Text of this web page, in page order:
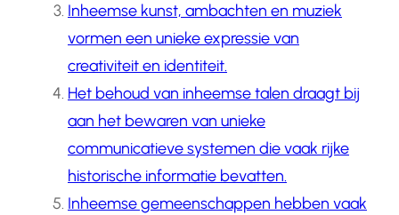
Inheemse kunst, ambachten en muziek
vormen een unieke expressie van
creativiteit en identiteit.
Het behoud van inheemse talen draagt bij
aan het bewaren van unieke
communicatieve systemen die vaak rijke
historische informatie bevatten.
Inheemse gemeenschappen hebben vaak